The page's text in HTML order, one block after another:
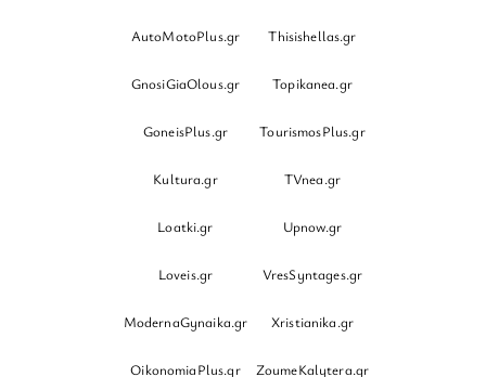
AutoMotoPlus.gr Thisishellas.gr
GnosiGiaOlous.gr Topikanea.gr
GoneisPlus.gr TourismosPlus.gr
Kultura.gr TVnea.gr
Loatki.gr Upnow.gr
Loveis.gr VresSyntages.gr
ModernaGynaika.gr Xristianika.gr
OikonomiaPlus.gr ZoumeKalytera.gr